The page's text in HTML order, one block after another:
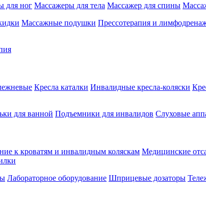
для ног Массажеры для тела Массажер для спины
Массажные подушки Прессотерапия и
Кресла каталки Инвалидные кресла-коляски
для ванной Подъемники для инвалидов Слуховые
к кроватям и инвалидным коляскам Медицинские
Лабораторное оборудование Шприцевые дозаторы